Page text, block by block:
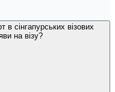
сінгапурських візових
на візу?